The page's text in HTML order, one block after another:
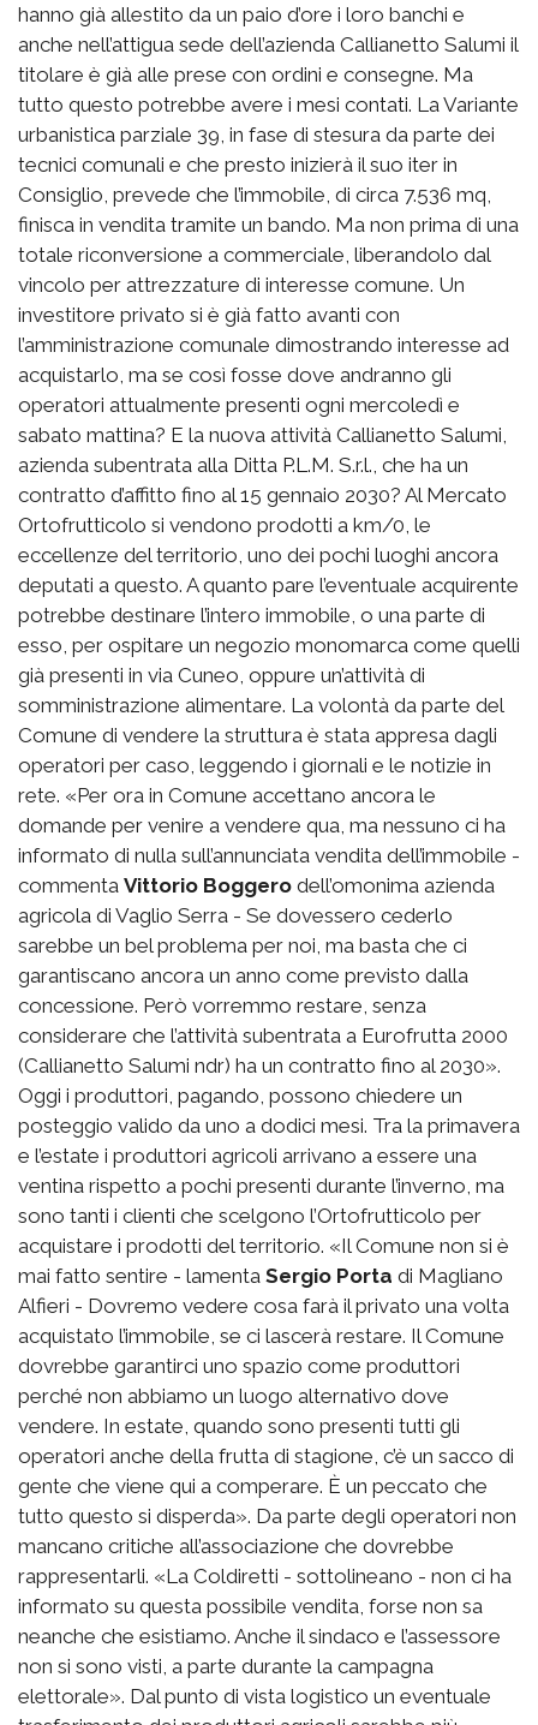
hanno già allestito da un paio d’ore i loro banchi e
anche nell’attigua sede dell’azienda Callianetto Salumi il
titolare è già alle prese con ordini e consegne. Ma
tutto questo potrebbe avere i mesi contati. La Variante
urbanistica parziale 39, in fase di stesura da parte dei
tecnici comunali e che presto inizierà il suo iter in
Consiglio, prevede che l’immobile, di circa 7.536 mq,
finisca in vendita tramite un bando. Ma non prima di una
totale riconversione a commerciale, liberandolo dal
vincolo per attrezzature di interesse comune. Un
investitore privato si è già fatto avanti con
l’amministrazione comunale dimostrando interesse ad
acquistarlo, ma se così fosse dove andranno gli
operatori attualmente presenti ogni mercoledì e
sabato mattina? E la nuova attività Callianetto Salumi,
azienda subentrata alla Ditta P.L.M. S.r.l., che ha un
contratto d’affitto fino al 15 gennaio 2030? Al Mercato
Ortofrutticolo si vendono prodotti a km/0, le
eccellenze del territorio, uno dei pochi luoghi ancora
deputati a questo. A quanto pare l’eventuale acquirente
potrebbe destinare l’intero immobile, o una parte di
esso, per ospitare un negozio monomarca come quelli
già presenti in via Cuneo, oppure un’attività di
somministrazione alimentare. La volontà da parte del
Comune di vendere la struttura è stata appresa dagli
operatori per caso, leggendo i giornali e le notizie in
rete. «Per ora in Comune accettano ancora le
domande per venire a vendere qua, ma nessuno ci ha
informato di nulla sull’annunciata vendita dell’immobile -
commenta Vittorio Boggero dell’omonima azienda
agricola di Vaglio Serra - Se dovessero cederlo
sarebbe un bel problema per noi, ma basta che ci
garantiscano ancora un anno come previsto dalla
concessione. Però vorremmo restare, senza
considerare che l’attività subentrata a Eurofrutta 2000
(Callianetto Salumi ndr) ha un contratto fino al 2030».
Oggi i produttori, pagando, possono chiedere un
posteggio valido da uno a dodici mesi. Tra la primavera
e l’estate i produttori agricoli arrivano a essere una
ventina rispetto a pochi presenti durante l’inverno, ma
sono tanti i clienti che scelgono l’Ortofrutticolo per
acquistare i prodotti del territorio. «Il Comune non si è
mai fatto sentire - lamenta Sergio Porta di Magliano
Alfieri - Dovremo vedere cosa farà il privato una volta
acquistato l’immobile, se ci lascerà restare. Il Comune
dovrebbe garantirci uno spazio come produttori
perché non abbiamo un luogo alternativo dove
vendere. In estate, quando sono presenti tutti gli
operatori anche della frutta di stagione, c’è un sacco di
gente che viene qui a comperare. È un peccato che
tutto questo si disperda». Da parte degli operatori non
mancano critiche all’associazione che dovrebbe
rappresentarli. «La Coldiretti - sottolineano - non ci ha
informato su questa possibile vendita, forse non sa
neanche che esistiamo. Anche il sindaco e l’assessore
non si sono visti, a parte durante la campagna
elettorale». Dal punto di vista logistico un eventuale